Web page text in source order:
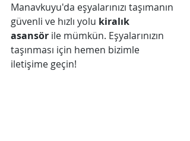
Manavkuyu'da eşyalarınızı taşımanın
güvenli ve hızlı yolu kiralık
asansör ile mümkün. Eşyalarınızın
taşınması için hemen bizimle
iletişime geçin!